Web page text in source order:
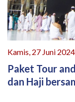
Kamis, 27 Juni
Paket Tour
dan Haji